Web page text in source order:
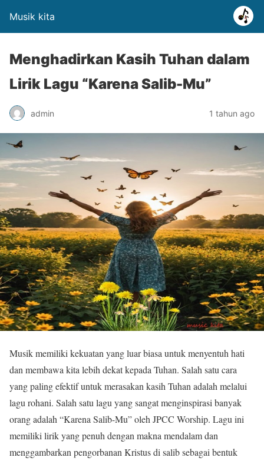
Musik kita
Menghadirkan Kasih Tuhan dalam
Lirik Lagu “Karena Salib-Mu”
admin 1 tahun ago
Musik memiliki kekuatan yang luar biasa untuk menyentuh hati
dan membawa kita lebih dekat kepada Tuhan. Salah satu cara
yang paling efektif untuk merasakan kasih Tuhan adalah melalui
lagu rohani. Salah satu lagu yang sangat menginspirasi banyak
orang adalah “Karena Salib-Mu” oleh JPCC Worship. Lagu ini
memiliki lirik yang penuh dengan makna mendalam dan
menggambarkan pengorbanan Kristus di salib sebagai bentuk